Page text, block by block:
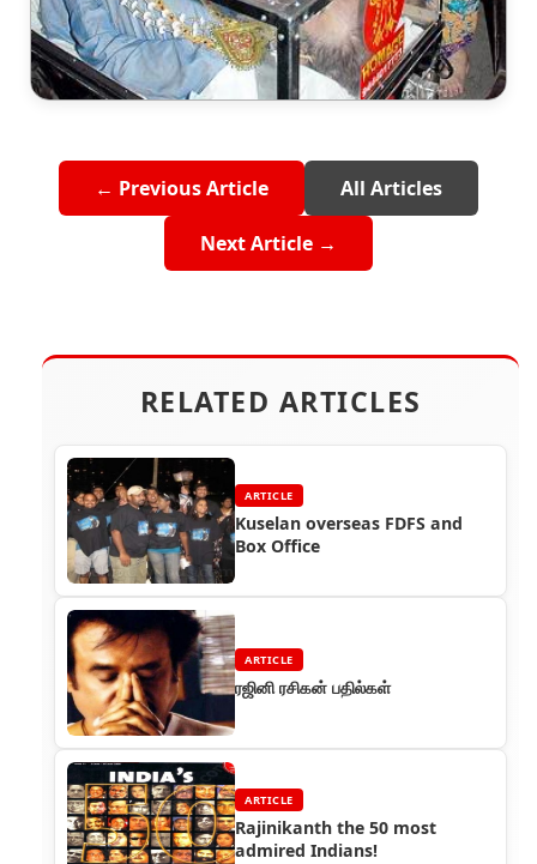
← Previous Article All Articles
Next Article →
RELATED ARTICLES
ARTICLE
Kuselan overseas FDFS and
Box Office
ARTICLE
ரஜினி ரசிகன் பதில்கள்
ARTICLE
Rajinikanth the 50 most
admired Indians!